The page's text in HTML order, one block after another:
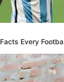
Every